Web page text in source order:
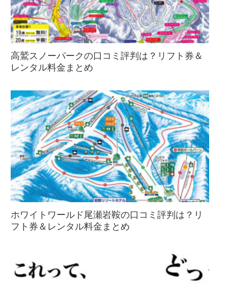
高鷲スノーパークの口コミ評判は？リフト券＆
レンタル料金まとめ
ホワイトワールド尾瀬岩鞍の口コミ評判は？リ
フト券＆レンタル料金まとめ